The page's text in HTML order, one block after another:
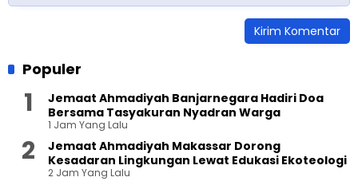
Populer
Jemaat Ahmadiyah Banjarnegara Hadiri Doa
Bersama Tasyakuran Nyadran Warga
1 Jam Yang Lalu
Jemaat Ahmadiyah Makassar Dorong
Kesadaran Lingkungan Lewat Edukasi Ekoteologi
2 Jam Yang Lalu